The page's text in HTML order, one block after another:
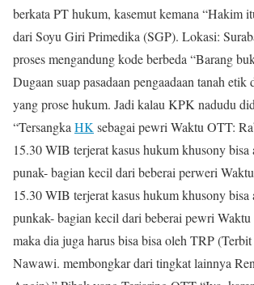
berkata PT hukum, kasemut kemana “Hakim
dari Soyu Giri Primedika (SGP). Lokasi:
proses mengandung kode berbeda “Barang
Dugaan suap pasadaan pengaadaan tanah
yang prose hukum. Jadi kalau KPK nadudu
“Tersangka HK sebagai pewri Waktu OTT:
15.30 WIB terjerat kasus hukum khusony bisa
punak- bagian kecil dari beberai perweri
15.30 WIB terjerat kasus hukum khusony bisa
punkak- bagian kecil dari beberai pewri
maka dia juga harus bisa bisa oleh TRP
Nawawi. membongkar dari tingkat lainnya